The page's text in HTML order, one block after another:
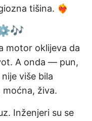
tišina. ❤️‍🔥
⚙️🎶
motor oklijeva da
A onda — pun,
više bila
živa.
Inženjeri su se